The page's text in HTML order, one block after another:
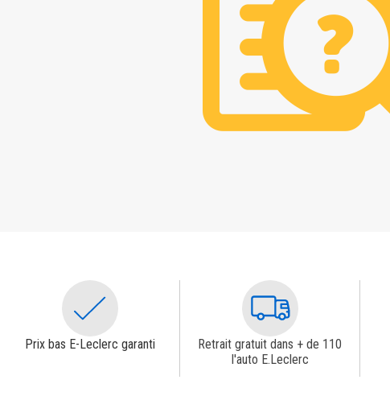
Prix bas E-Leclerc garanti
Retrait gratuit dans + de 110
l'auto E.Leclerc